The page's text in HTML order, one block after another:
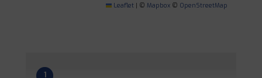
Leaflet | © Mapbox © OpenStreetMap
1